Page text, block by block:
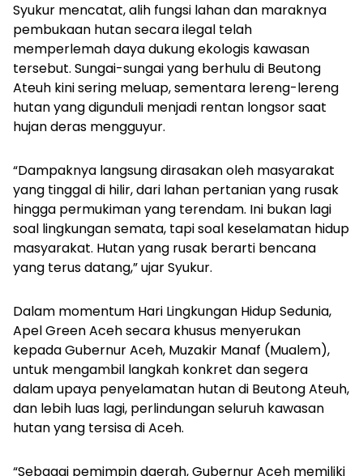
Syukur mencatat, alih fungsi lahan dan maraknya
pembukaan hutan secara ilegal telah
memperlemah daya dukung ekologis kawasan
tersebut. Sungai-sungai yang berhulu di Beutong
Ateuh kini sering meluap, sementara lereng-lereng
hutan yang digunduli menjadi rentan longsor saat
hujan deras mengguyur.
“Dampaknya langsung dirasakan oleh masyarakat
yang tinggal di hilir, dari lahan pertanian yang rusak
hingga permukiman yang terendam. Ini bukan lagi
soal lingkungan semata, tapi soal keselamatan hidup
masyarakat. Hutan yang rusak berarti bencana
yang terus datang,” ujar Syukur.
Dalam momentum Hari Lingkungan Hidup Sedunia,
Apel Green Aceh secara khusus menyerukan
kepada Gubernur Aceh, Muzakir Manaf (Mualem),
untuk mengambil langkah konkret dan segera
dalam upaya penyelamatan hutan di Beutong Ateuh,
dan lebih luas lagi, perlindungan seluruh kawasan
hutan yang tersisa di Aceh.
“Sebagai pemimpin daerah, Gubernur Aceh memiliki